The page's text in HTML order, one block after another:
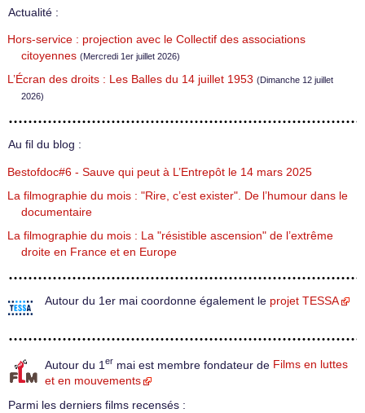
Actualité :
Hors-service : projection avec le Collectif des associations
citoyennes (Mercredi 1er juillet 2026)
L’Écran des droits : Les Balles du 14 juillet 1953 (Dimanche 12 juillet
2026)
Au fil du blog :
Bestofdoc#6 - Sauve qui peut à L’Entrepôt le 14 mars 2025
La filmographie du mois : "Rire, c’est exister". De l’humour dans le
documentaire
La filmographie du mois : La "résistible ascension" de l’extrême
droite en France et en Europe
Autour du 1er mai coordonne également le projet TESSA
Autour du 1 er mai est membre fondateur de Films en luttes
et en mouvements
Parmi les derniers films recensés :